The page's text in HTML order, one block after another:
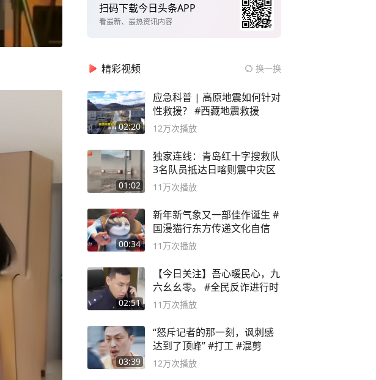
扫码下载今日头条APP
看最新、最热资讯内容
精彩视频 换一换
02:20
应急科普 | 高原地震如何针对
性救援？ #西藏地震救援
12万次播放
01:02
独家连线：青岛红十字搜救队
3名队员抵达日喀则震中灾区
11万次播放
00:34
新年新气象又一部佳作诞生 #
国漫猫行东方传递文化自信
11万次播放
02:51
【今日关注】吾心暖民心，九
六幺幺零。 #全民反诈进行时
11万次播放
03:39
“怒斥记者的那一刻，讽刺感
达到了顶峰” #打工 #混剪
12万次播放